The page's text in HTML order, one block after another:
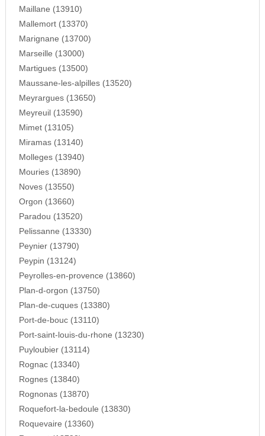
Maillane (13910)
Mallemort (13370)
Marignane (13700)
Marseille (13000)
Martigues (13500)
Maussane-les-alpilles (13520)
Meyrargues (13650)
Meyreuil (13590)
Mimet (13105)
Miramas (13140)
Molleges (13940)
Mouries (13890)
Noves (13550)
Orgon (13660)
Paradou (13520)
Pelissanne (13330)
Peynier (13790)
Peypin (13124)
Peyrolles-en-provence (13860)
Plan-d-orgon (13750)
Plan-de-cuques (13380)
Port-de-bouc (13110)
Port-saint-louis-du-rhone (13230)
Puyloubier (13114)
Rognac (13340)
Rognes (13840)
Rognonas (13870)
Roquefort-la-bedoule (13830)
Roquevaire (13360)